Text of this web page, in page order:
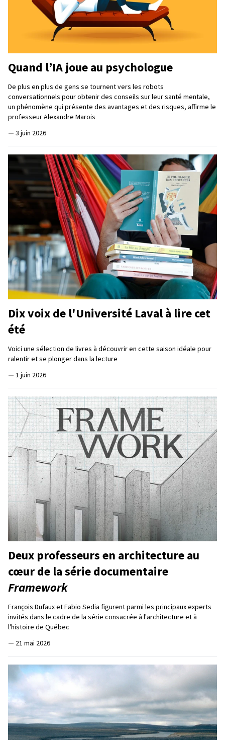
Quand l’IA joue au psychologue
De plus en plus de gens se tournent vers les robots
conversationnels pour obtenir des conseils sur leur santé mentale,
un phénomène qui présente des avantages et des risques, affirme le
professeur Alexandre Marois
— 3 juin 2026
Dix voix de l'Université Laval à lire cet
été
Voici une sélection de livres à découvrir en cette saison idéale pour
ralentir et se plonger dans la lecture
— 1 juin 2026
Deux professeurs en architecture au
cœur de la série documentaire
Framework
François Dufaux et Fabio Sedia figurent parmi les principaux experts
invités dans le cadre de la série consacrée à l'architecture et à
l'histoire de Québec
— 21 mai 2026